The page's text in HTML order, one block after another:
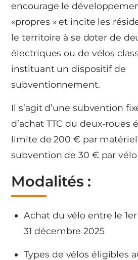
encourage le
«propres » et incite les
le territoire à se doter de
électriques ou de vélos
instituant un dispositif de
subventionnement.
Il s’agit d’une subvention
d’achat TTC du deux-roues
limite de 200 € par matériel
subvention de 30 € par
Modalités :
Achat du vélo entre le
31 décembre 2025
Types de vélos éligibles